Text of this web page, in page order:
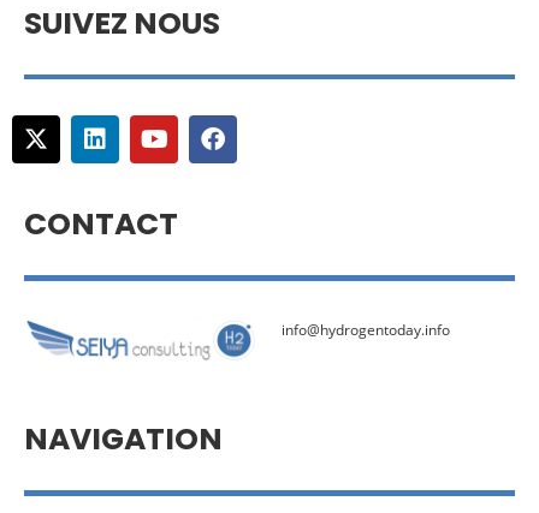
SUIVEZ NOUS
CONTACT
info@hydrogentoday.info
NAVIGATION